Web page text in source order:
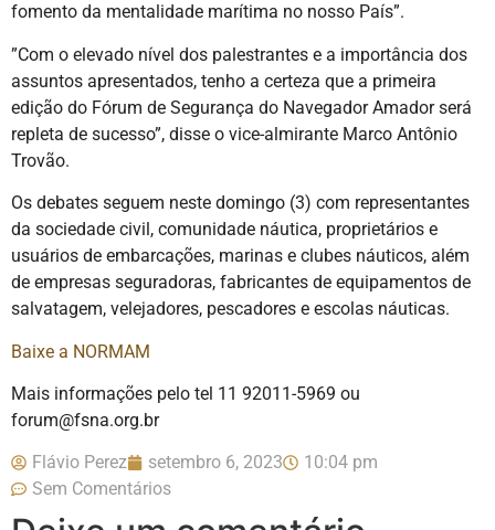
fomento da mentalidade marítima no nosso País”.
”Com o elevado nível dos palestrantes e a importância dos
assuntos apresentados, tenho a certeza que a primeira
edição do Fórum de Segurança do Navegador Amador será
repleta de sucesso”, disse o vice-almirante Marco Antônio
Trovão.
Os debates seguem neste domingo (3) com representantes
da sociedade civil, comunidade náutica, proprietários e
usuários de embarcações, marinas e clubes náuticos, além
de empresas seguradoras, fabricantes de equipamentos de
salvatagem, velejadores, pescadores e escolas náuticas.
Baixe a NORMAM
Mais informações pelo tel 11 92011-5969 ou
forum@fsna.org.br
Flávio Perez setembro 6, 2023
10:04 pm
Sem Comentários